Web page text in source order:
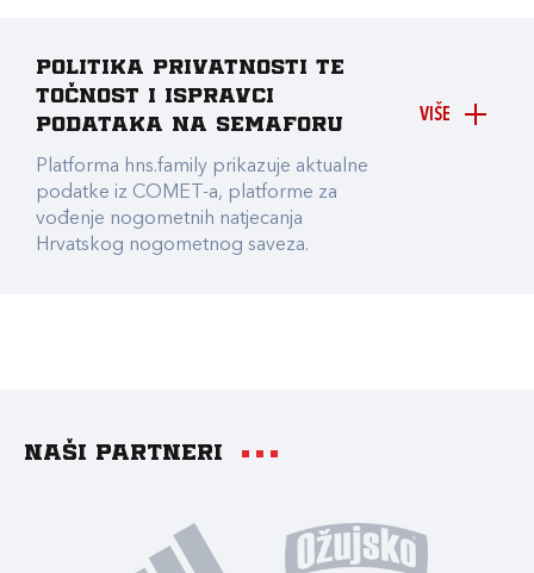
VIŠE
Politika privatnosti te
točnost i ispravci
podataka na Semaforu
Platforma hns.family prikazuje aktualne
podatke iz COMET-a, platforme za
vođenje nogometnih natjecanja
Hrvatskog nogometnog saveza.
Naši partneri